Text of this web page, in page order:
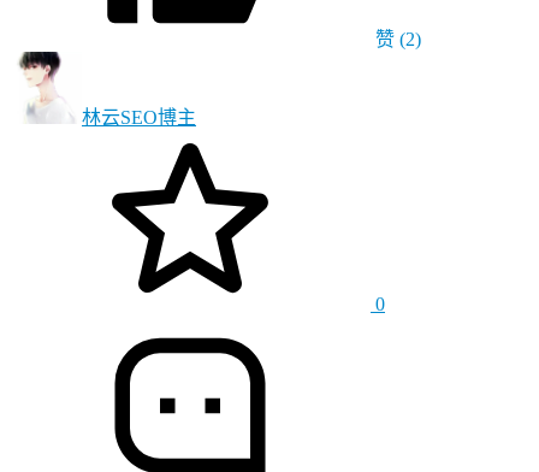
赞 (2)
林云SEO博主
0